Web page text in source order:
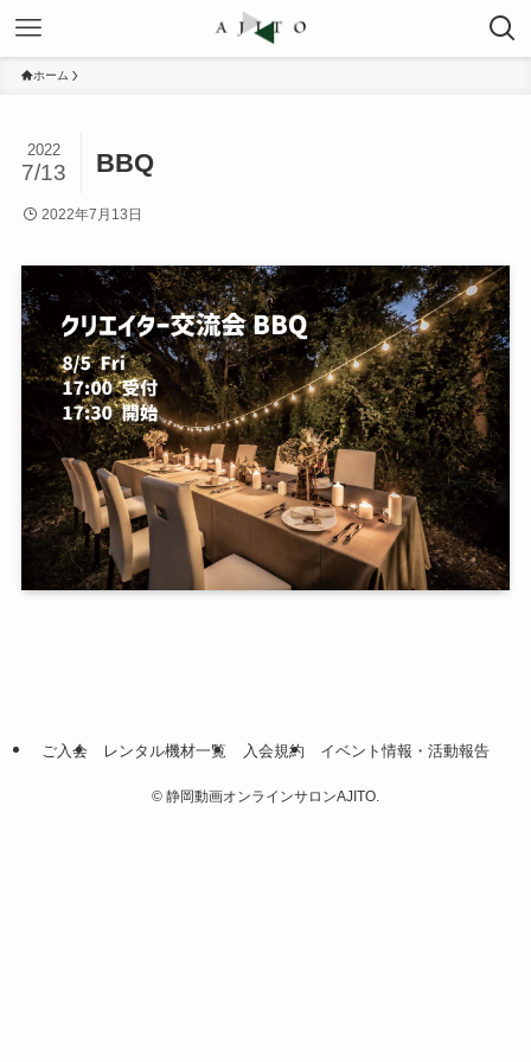
ホーム
BBQ
2022
7/13
2022年7月13日
ご入会 レンタル機材一覧 入会規約 イベント情報・活動報告
© 静岡動画オンラインサロンAJITO.